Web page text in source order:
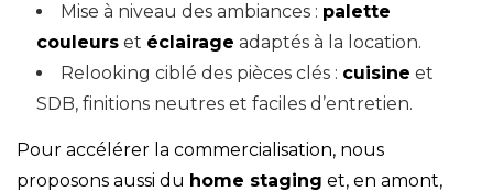
Mise à niveau des ambiances : palette
couleurs et éclairage adaptés à la location.
Relooking ciblé des pièces clés : cuisine et
SDB, finitions neutres et faciles d’entretien.
Pour accélérer la commercialisation, nous
proposons aussi du home staging et, en amont,